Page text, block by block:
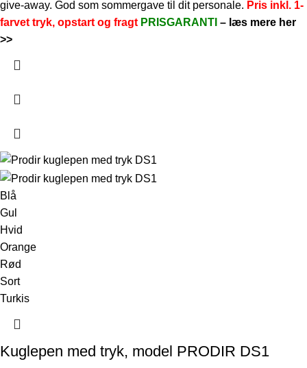
give-away. God som sommergave til dit personale. Pris inkl. 1-
farvet tryk, opstart og fragt PRISGARANTI – læs mere her
>>
Blå
Gul
Hvid
Orange
Rød
Sort
Turkis
Kuglepen med tryk, model PRODIR DS1